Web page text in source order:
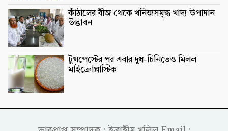
কাঁঠালের বীজ থেকে খনিজসমৃদ্ধ খাদ্য উপাদান
উদ্ভাবন
টুথপেস্টের পর এবার দুধ-চিনিতেও মিলল
মাইক্রোপ্লাস্টিক